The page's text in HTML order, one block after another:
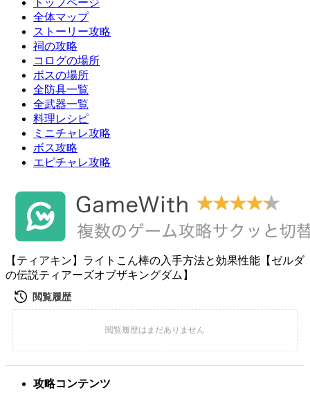
トップページ
全体マップ
ストーリー攻略
祠の攻略
コログの場所
ボスの場所
全防具一覧
全武器一覧
料理レシピ
ミニチャレ攻略
ボス攻略
エピチャレ攻略
【ティアキン】ライトこん棒の入手方法と効果性能【ゼルダ
の伝説ティアーズオブザキングダム】
攻略コンテンツ